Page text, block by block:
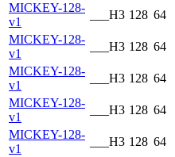
MICKEY-128-
v1
___H3 128 64
MICKEY-128-
v1
___H3 128 64
MICKEY-128-
v1
___H3 128 64
MICKEY-128-
v1
___H3 128 64
MICKEY-128-
v1
___H3 128 64